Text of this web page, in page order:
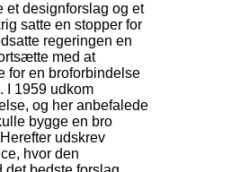
et designforslag og et
satte en stopper for
regeringen en
med at
for en broforbindelse
I 1959 udkom
og her anbefalede
bygge en bro
udskrev
hvor den